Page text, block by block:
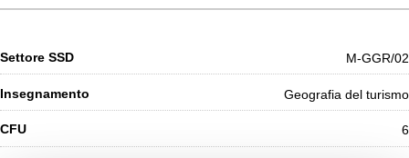
M-GGR/02
Geografia del turismo
6